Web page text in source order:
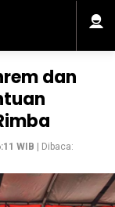
dan
WIB | Dibaca: